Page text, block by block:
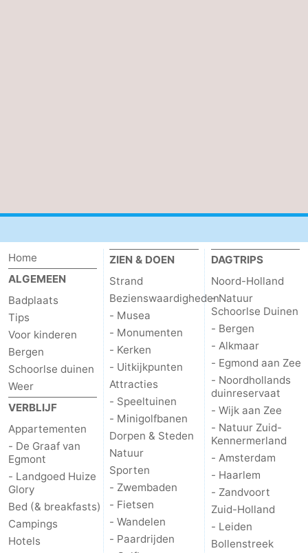
Home
ALGEMEEN
Badplaats
Tips
Voor kinderen
Bergen
Schoorlse duinen
Weer
VERBLIJF
Appartementen
- De Graaf van
Egmont
- Landgoed Huize
Glory
Bed (& breakfasts)
Campings
Hotels
ZIEN & DOEN
Strand
Bezienswaardigheden
- Musea
- Monumenten
- Kerken
- Uitkijkpunten
Attracties
- Speeltuinen
- Minigolfbanen
Dorpen & Steden
Natuur
Sporten
- Zwembaden
- Fietsen
- Wandelen
- Paardrijden
DAGTRIPS
Noord-Holland
- Natuur
Schoorlse Duinen
- Bergen
- Alkmaar
- Egmond aan Zee
- Noordhollands
duinreservaat
- Wijk aan Zee
- Natuur Zuid-
Kennermerland
- Amsterdam
- Haarlem
- Zandvoort
Zuid-Holland
- Leiden
Bollenstreek